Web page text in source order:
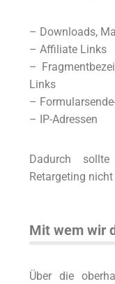
– Downloads,
– Affiliate Links
–
Links
–
– IP-Adressen
Dadurch
Retargeting
Mit wem wir
Über die